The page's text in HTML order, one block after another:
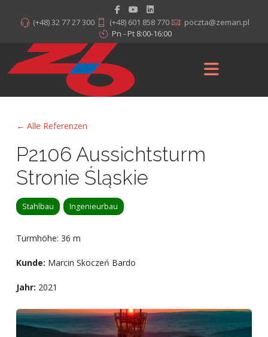
(+48) 32 77 27 300 (+48) 601 858 770
poczta@zeman.pl
Pn - Pt 8:00-16:00
← Alle Referenzen
P2106 Aussichtsturm
Stronie Śląskie
Stahlbau Ingenieurbau
Turmhöhe: 36 m
Kunde: Marcin Skoczeń Bardo
Jahr: 2021